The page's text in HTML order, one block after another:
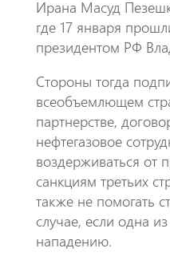
Ирана Масуд
где 17 января
президентом РФ
Стороны тогда
всеобъемлющем
партнерстве,
нефтегазовое
воздерживаться от
санкциям третьих
также не помогать
случае, если одна
нападению.